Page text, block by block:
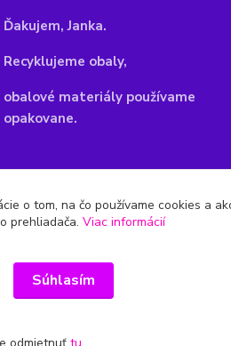
Ďakujem, Janka.
Recyklujeme obaly,
obalové materiály používame
opakovane.
o tom, na čo používame cookies a
prehliadača. Viac informácií
Súhlasím